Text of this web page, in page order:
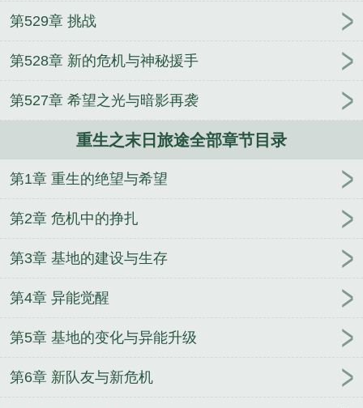
街亭开始 官色美人香
被女人
国：袁家逆子，开局摔玉玺 汉朝兴衰史
第529章 挑战
第528章 新的危机与神秘援手
第527章 希望之光与暗影再袭
重生之末日旅途全部章节目录
第1章 重生的绝望与希望
第2章 危机中的挣扎
第3章 基地的建设与生存
第4章 异能觉醒
第5章 基地的变化与异能升级
第6章 新队友与新危机